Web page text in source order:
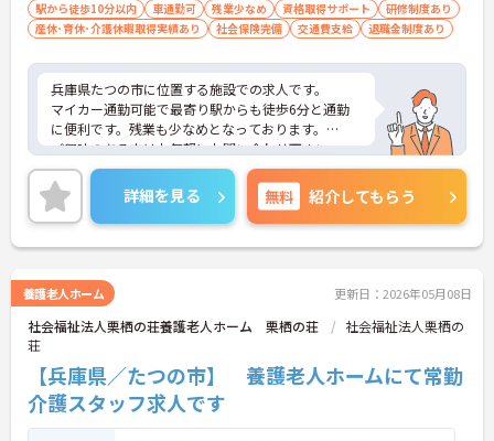
駅から徒歩10分以内 車通勤可 残業少なめ 資格取得サポート
研修制度あり
産休･育休･介護休暇取得実績あり
社会保険完備 交通費支給 退職金制度あり
兵庫県たつの市に位置する施設での求人です。
マイカー通勤可能で最寄り駅からも徒歩6分と通勤
に便利です。残業も少なめとなっております。
ご興味のある方はお気軽にお問い合わせ下さい。
詳細を見る 無料 紹介してもらう
養護老人ホーム 更新日：2026年05月08日
社会福祉法人栗栖の荘養護老人ホーム 栗栖の荘
社会福祉法人栗栖の
荘
【兵庫県／たつの市】 養護老人ホームにて常勤
介護スタッフ求人です